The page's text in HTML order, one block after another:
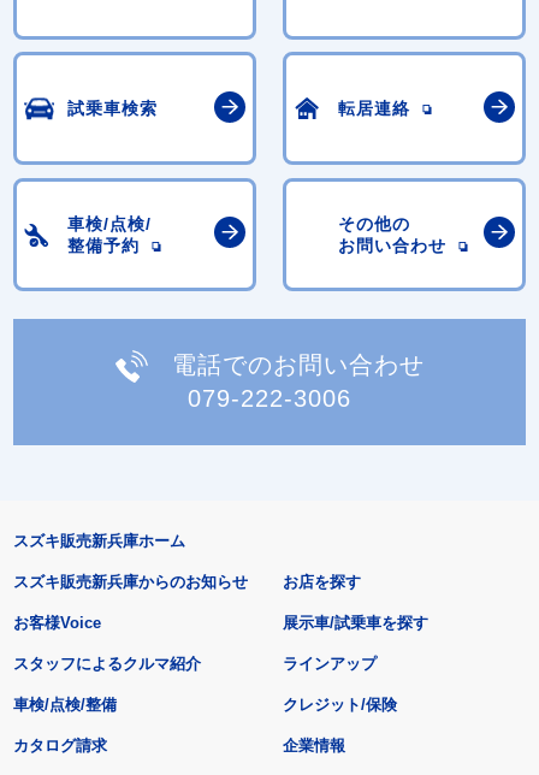
試乗車検索 転居連絡
車検/点検/
整備予約
その他の
お問い合わせ
電話でのお問い合わせ
079-222-3006
スズキ販売新兵庫ホーム
スズキ販売新兵庫からのお知らせ
お客様Voice
スタッフによるクルマ紹介
お店を探す
展示車/試乗車を探す
ラインアップ
車検/点検/整備 クレジット/保険
カタログ請求 企業情報